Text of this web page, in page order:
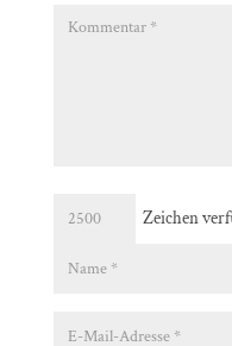
Zeichen